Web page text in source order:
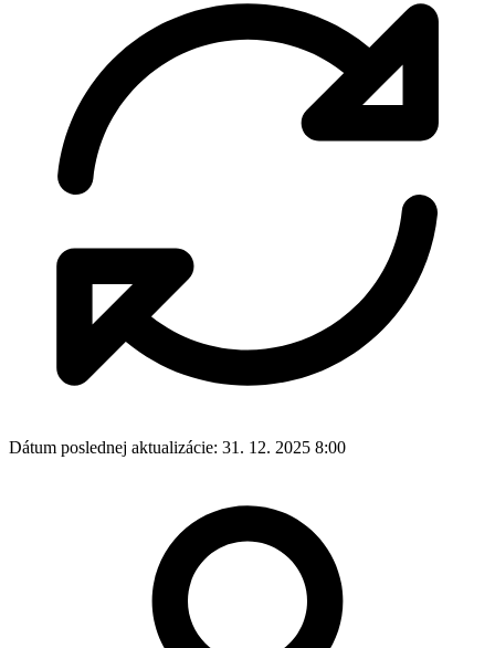
Dátum poslednej aktualizácie: 31. 12. 2025 8:00